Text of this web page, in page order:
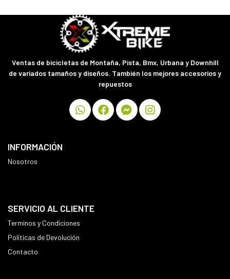
Ventas de bicicletas de Montaña, Pista, Bmx, Urbana y Downhill
de variados tamaños y diseños. También los mejores accesorios y
repuestos
INFORMACIÓN
Nosotros
SERVICIO AL CLIENTE
Terminos y Condiciones
Políticas de Devolución
Contacto